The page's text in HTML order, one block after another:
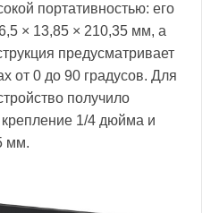
портативностью: его
× 13,85 × 210,35 мм, а
предусматривает
от 0 до 90 градусов. Для
получило
1/4 дюйма и
мм.